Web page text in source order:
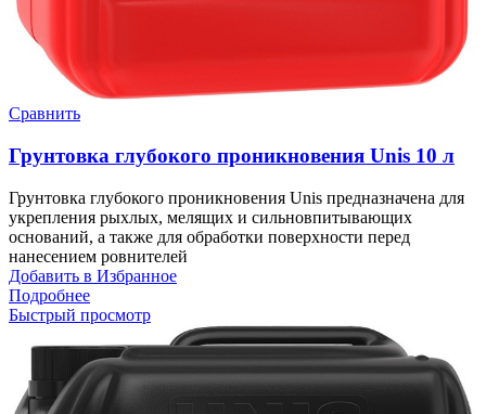
Сравнить
Грунтовка глубокого проникновения Unis 10 л
Грунтовка глубокого проникновения Unis предназначена для
укрепления рыхлых, мелящих и сильновпитывающих
оснований, а также для обработки поверхности перед
нанесением ровнителей
Добавить в Избранное
Подробнее
Быстрый просмотр